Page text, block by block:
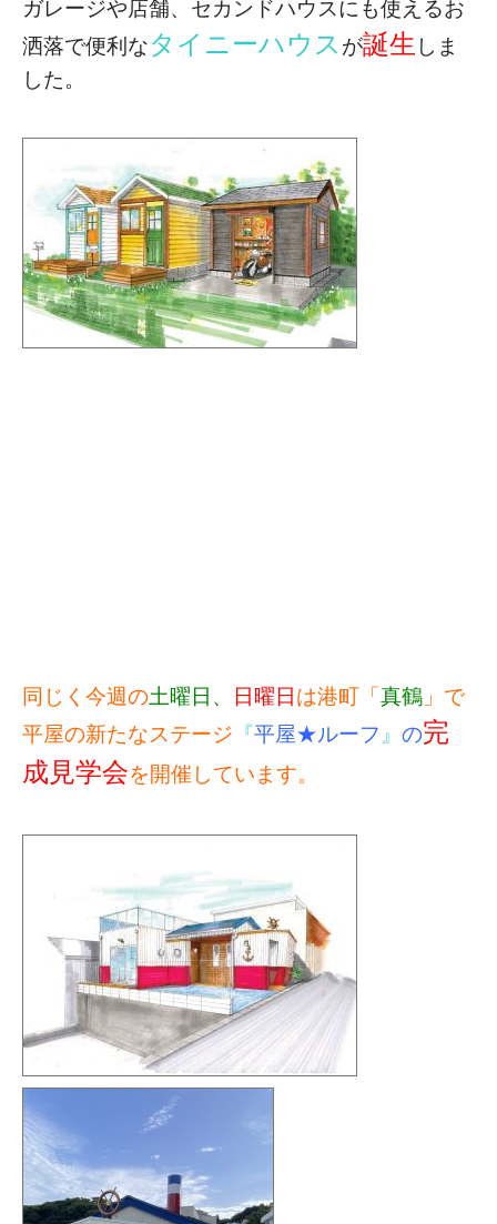
ガレージや店舗、セカンドハウスにも使えるお
洒落で便利なタイニーハウス が誕生 しま
した。
同じく今週の土曜日、 日曜日 は港町「 真鶴 」で
平屋の新たなステージ 『平屋★ルーフ 』 の完
成見学会を開催しています。